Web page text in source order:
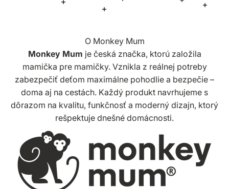
Viac
Viac informácií
O Monkey Mum
Monkey Mum je česká značka, ktorú založila
mamička pre mamičky. Vznikla z reálnej potreby
zabezpečiť deťom maximálne pohodlie a bezpečie –
doma aj na cestách. Každý produkt navrhujeme s
dôrazom na kvalitu, funkčnosť a moderný dizajn, ktorý
rešpektuje dnešné domácnosti.